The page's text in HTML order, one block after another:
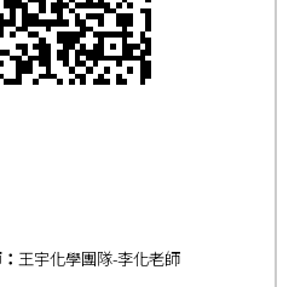
王宇化學團隊-李化老師